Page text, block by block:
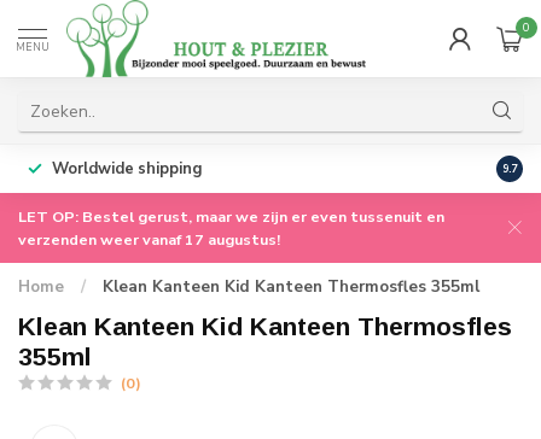
MENU
0
Worldwide shipping 9.7
LET OP: Bestel gerust, maar we zijn er even tussenuit en
verzenden weer vanaf 17 augustus!
Home / Klean Kanteen Kid Kanteen Thermosfles 355ml
Klean Kanteen Kid Kanteen Thermosfles
355ml
(0)